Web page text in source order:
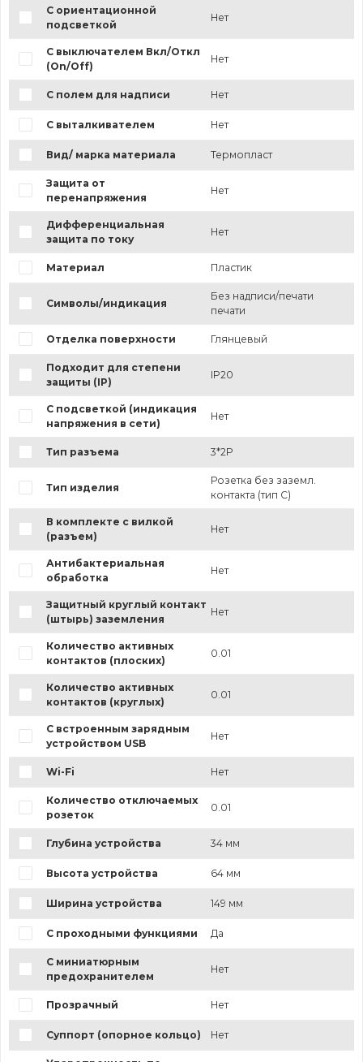
С ориентационной
подсветкой
Нет
С выключателем Вкл/Откл
(On/Off)
Нет
С полем для надписи Нет
С выталкивателем Нет
Вид/ марка материала Термопласт
Защита от
перенапряжения
Нет
Дифференциальная
защита по току
Нет
Материал Пластик
Символы/индикация
Без надписи/печати
печати
Отделка поверхности Глянцевый
Подходит для степени
защиты (IP)
IP20
С подсветкой (индикация
напряжения в сети)
Нет
Тип разъема 3*2P
Тип изделия
Розетка без заземл.
контакта (тип C)
В комплекте с вилкой
(разъем)
Нет
Антибактериальная
обработка
Нет
Защитный круглый контакт
(штырь) заземления
Нет
Количество активных
контактов (плоских)
0.01
Количество активных
контактов (круглых)
0.01
С встроенным зарядным
устройством USB
Нет
Wi-Fi Нет
Количество отключаемых
розеток
0.01
Глубина устройства 34 мм
Высота устройства 64 мм
Ширина устройства 149 мм
С проходными функциями Да
С миниатюрным
предохранителем
Нет
Прозрачный Нет
Суппорт (опорное кольцо) Нет